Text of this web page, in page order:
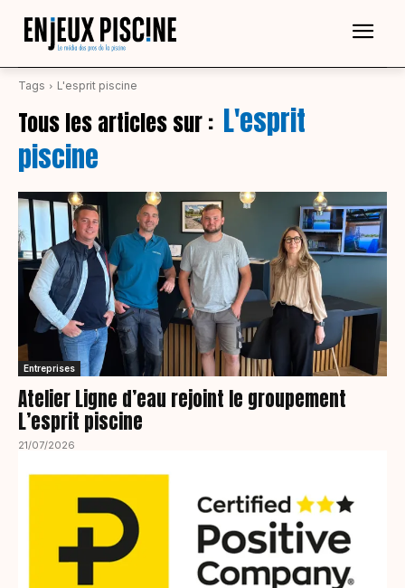
Tags L'esprit piscine
Tous les articles sur : L'esprit
piscine
Entreprises
Atelier Ligne d’eau rejoint le groupement
L’esprit piscine
21/07/2026